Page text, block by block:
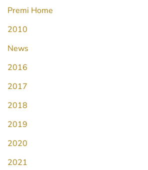
Premi Home
2010
News
2016
2017
2018
2019
2020
2021